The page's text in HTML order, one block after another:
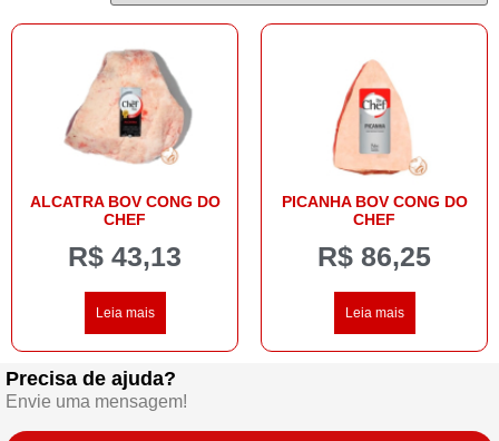
ALCATRA BOV CONG DO
CHEF
R$ 43,13
Leia mais
PICANHA BOV CONG DO
CHEF
R$ 86,25
Leia mais
Precisa de ajuda?
Envie uma mensagem!